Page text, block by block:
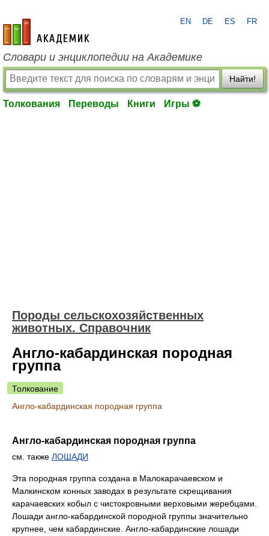
academic.ru
EN DE ES FR
Словари и энциклопедии на Академике
Найти!
Толкования Переводы Книги Игры ⚽
Породы сельскохозяйственных
животных. Справочник
Англо-кабардинская породная
группа
Толкование
Англо-кабардинская породная группа
Англо-кабардинская породная группа
см. также ЛОШАДИ
Эта породная группа создана в Малокарачаевском и
Малкинском конных заводах в результате скрещивания
карачаевских кобыл с чистокровными верховыми жеребцами.
Лошади англо-кабардинской породной группы значительно
крупнее, чем кабардинские. Англо-кабардинские лошади